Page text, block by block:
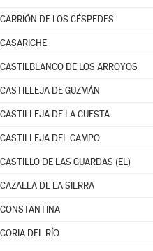
CARRIÓN DE LOS CÉSPEDES
CASARICHE
CASTILBLANCO DE LOS ARROYOS
CASTILLEJA DE GUZMÁN
CASTILLEJA DE LA CUESTA
CASTILLEJA DEL CAMPO
CASTILLO DE LAS GUARDAS (EL)
CAZALLA DE LA SIERRA
CONSTANTINA
CORIA DEL RÍO